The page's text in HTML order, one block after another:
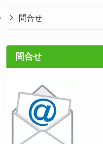
問合せ
問合せ